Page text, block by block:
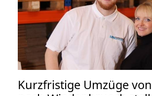
Kurzfristige Umzüge